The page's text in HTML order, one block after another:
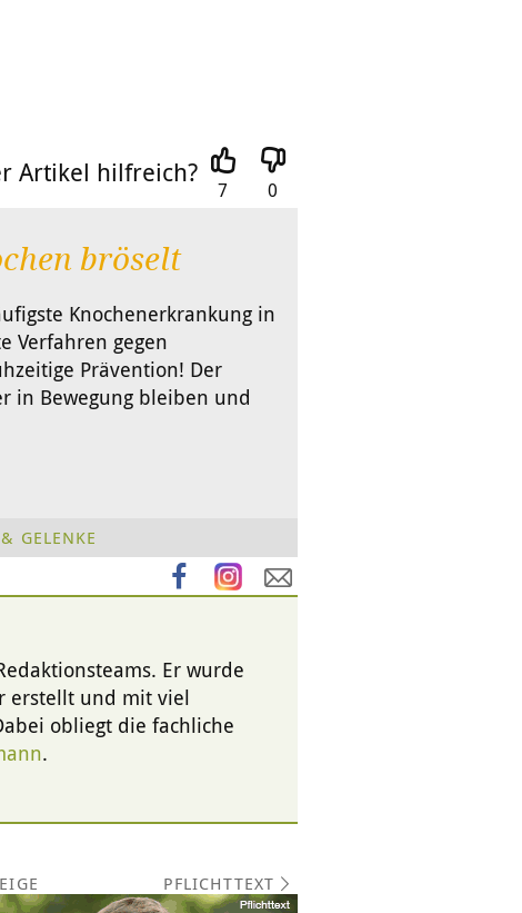
Artikel hilfreich?
7 0
bröselt
Knochenerkrankung in
Verfahren gegen
Prävention! Der
in Bewegung bleiben und
GELENKE
Er wurde
erstellt und mit viel
obliegt die fachliche
.
PFLICHTTEXT